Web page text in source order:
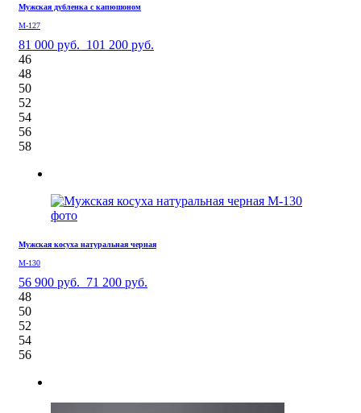
Мужская дубленка с капюшоном
М-127
81 000 руб. 101 200 руб.
46
48
50
52
54
56
58
Мужская косуха натуральная черная
М-130
56 900 руб. 71 200 руб.
48
50
52
54
56